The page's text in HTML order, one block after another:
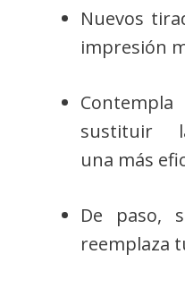
Nuevos
impresión
sustituir
una más
De paso,
reemplaza